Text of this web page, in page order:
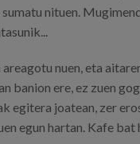
nituen.
nuen, eta
banion ere, ez zuen
egitera joatean, zer
egun hartan. Kafe